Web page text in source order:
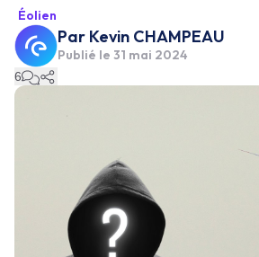
Éolien
Par Kevin CHAMPEAU
Publié le 31 mai 2024
6